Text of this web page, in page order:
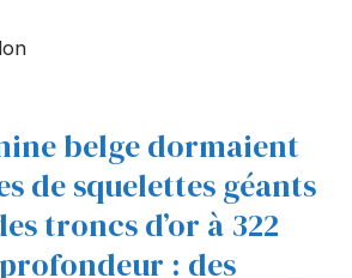
belge dormaient
de squelettes géants
troncs d’or à 322
: des